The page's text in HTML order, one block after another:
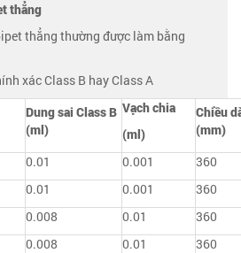
thẳng
thẳng thường được làm bằng
xác Class B hay Class A
Dung sai Class B
(ml)
Vạch chia
(ml)
Chiều
(mm)
0.01 0.001
360
0.01 0.001
360
0.008 0.01
360
0.008 0.01
360